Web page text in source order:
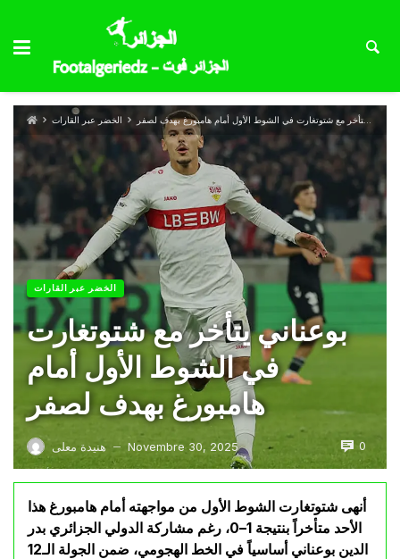
الخضر عبر القارات بوعناني يتأخر مع شتوتغارت في الشوط الأول أمام هامبورغ بهدف لصفر
الخضر عبر القارات
بوعناني يتأخر مع شتوتغارت
في الشوط الأول أمام
هامبورغ بهدف لصفر
هنيدة معلى — Novembre 30, 2025 0
أنهى شتوتغارت الشوط الأول من مواجهته أمام هامبورغ هذا
الأحد متأخراً بنتيجة 1–0، رغم مشاركة الدولي الجزائري بدر
الدين بوعناني أساسياً في الخط الهجومي، ضمن الجولة الـ12